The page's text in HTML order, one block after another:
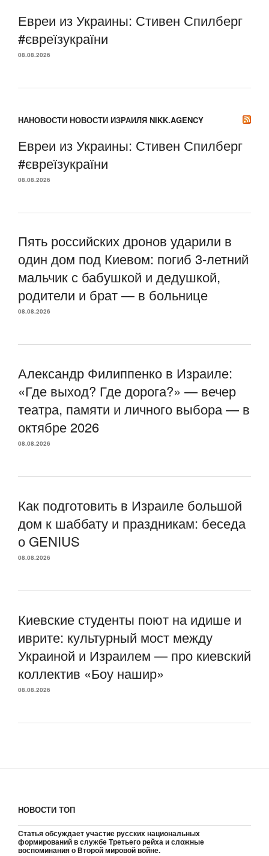
Евреи из Украины: Стивен Спилберг
#євреїзукраїни
08.08.2026
НАНОВОСТИ НОВОСТИ ИЗРАИЛЯ NIKK.AGENCY
Евреи из Украины: Стивен Спилберг
#євреїзукраїни
08.08.2026
Пять российских дронов ударили в
один дом под Киевом: погиб 3-летний
мальчик с бабушкой и дедушкой,
родители и брат — в больнице
08.08.2026
Александр Филиппенко в Израиле:
«Где выход? Где дорога?» — вечер
театра, памяти и личного выбора — в
октябре 2026
08.08.2026
Как подготовить в Израиле большой
дом к шаббату и праздникам: беседа
о GENIUS
08.08.2026
Киевские студенты поют на идише и
иврите: культурный мост между
Украиной и Израилем — про киевский
коллектив «Боу нашир»
08.08.2026
НОВОСТИ ТОП
Статья обсуждает участие русских национальных
формирований в службе Третьего рейха и сложные
воспоминания о Второй мировой войне.